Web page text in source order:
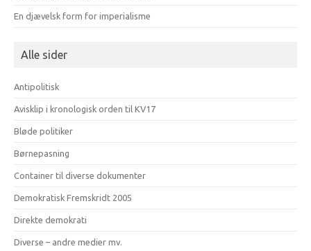
En djævelsk form for imperialisme
Alle sider
Antipolitisk
Avisklip i kronologisk orden til KV17
Bløde politiker
Børnepasning
Container til diverse dokumenter
Demokratisk Fremskridt 2005
Direkte demokrati
Diverse – andre medier mv.